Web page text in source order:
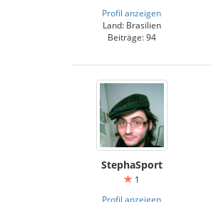
Profil anzeigen
Land: Brasilien
Beiträge: 94
StephaSport
1
Profil anzeigen